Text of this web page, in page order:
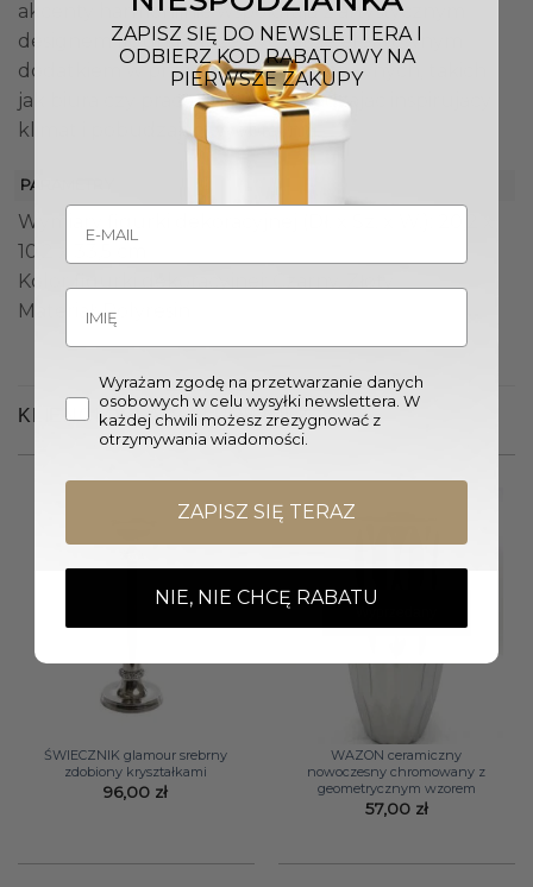
akcenty harmonijnie współgrają z artystycznym
designem figurki. Może być także efektownym
dodatkiem w przestrzeniach kreatywnych, takich
jak biura czy pracownie, wprowadzając inspirujący
klimat i pobudzając wyobraźnię.
PARAMETRY
Wymiary figurki dekoracyjnej (Dł. x Sz. x W.): 20,2 x
10,2 x 33,5 cm
Kolor figurki dekoracyjnej: Czarny, Złoty
Materiał: Polyresin
KLIENCI OGLĄDALI RÓWNIEŻ
ŚWIECZNIK glamour srebrny
zdobiony kryształkami
96,00 zł
WAZON ceramiczny
nowoczesny chromowany z
geometrycznym wzorem
57,00 zł
ZAPISZ SIĘ DO NEWSLETTERA I
ODBIERZ KOD RABATOWY NA
PIERWSZE ZAKUPY
Wyrażam zgodę na przetwarzanie danych
osobowych w celu wysyłki newslettera. W
każdej chwili możesz zrezygnować z
otrzymywania wiadomości.
ZAPISZ SIĘ TERAZ
NIE, NIE CHCĘ RABATU